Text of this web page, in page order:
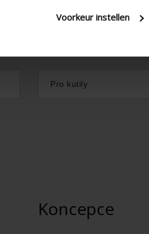
Voorkeur instellen
Pro kutily
Koncepce